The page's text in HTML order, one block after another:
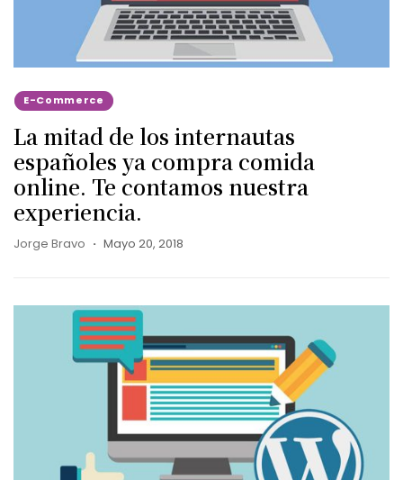
E-Commerce
La mitad de los internautas
españoles ya compra comida
online. Te contamos nuestra
experiencia.
Jorge Bravo Mayo 20, 2018